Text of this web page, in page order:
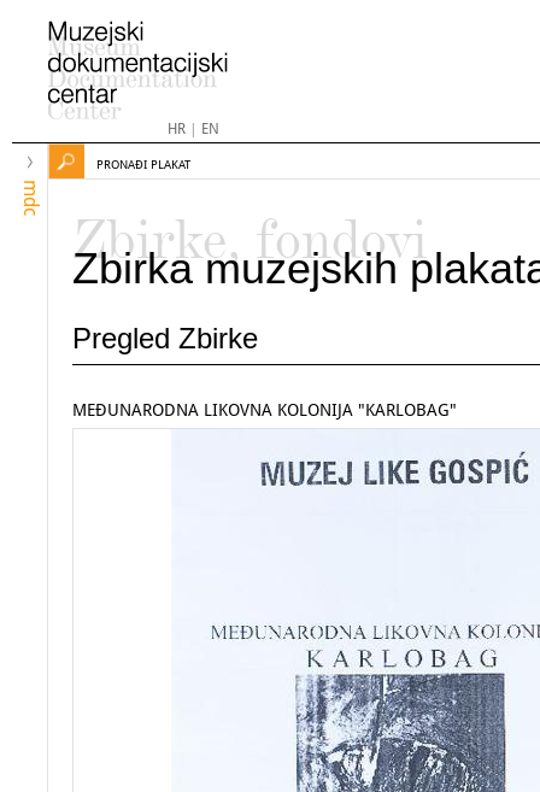
HR| EN
mdc
PRONAĐI PLAKAT
Zbirke, fondovi
Zbirka muzejskih
Pregled Zbirke
MEĐUNARODNA LIKOVNA KOLONIJA "KARLOBAG"